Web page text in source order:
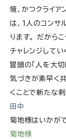
境、かつクライ
は、1人のコンサ
ります。 だから
チャレンジして
冒頭の「人を大切
気づきが素早く
くことで新たな
田中
菊地様はいかがで
菊地様